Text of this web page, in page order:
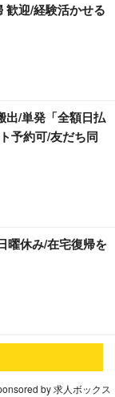
歓迎/経験活かせる
出/単発「全額日払
予約可/友だち同
曜休み/在宅復帰を
by 求人ボックス